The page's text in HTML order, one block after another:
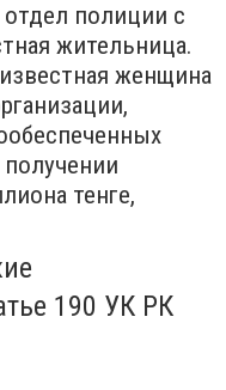
полиции с
жительница.
женщина
тенге,
190 УК РК